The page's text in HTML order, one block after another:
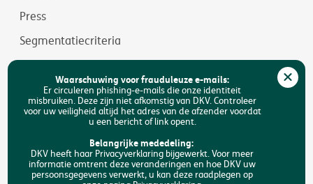
Press
Segmentatiecriteria
Jobs
Duurzaamheid
Toegankelijkheid
Zoeken
Waarschuwing voor frauduleuze e-mails:
Er circuleren phishing-e-mails die onze identiteit
misbruiken. Deze zijn niet afkomstig van DKV. Controleer
voor uw veiligheid altijd het adres van de afzender voordat
u een bericht of link opent.
Belangrijke mededeling:
DKV heeft haar Privacyverklaring bijgewerkt. Voor meer
informatie omtrent deze veranderingen en hoe DKV uw
persoonsgegevens verwerkt, u kan deze raadplegen op